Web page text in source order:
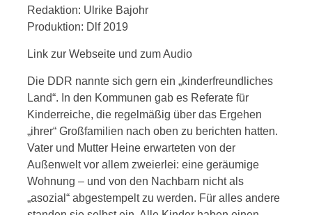
Redaktion: Ulrike Bajohr
Produktion: Dlf 2019
Link zur Webseite und zum Audio
Die DDR nannte sich gern ein „kinderfreundliches
Land“. In den Kommunen gab es Referate für
Kinderreiche, die regelmäßig über das Ergehen
„ihrer“ Großfamilien nach oben zu berichten hatten.
Vater und Mutter Heine erwarteten von der
Außenwelt vor allem zweierlei: eine geräumige
Wohnung – und von den Nachbarn nicht als
„asozial“ abgestempelt zu werden. Für alles andere